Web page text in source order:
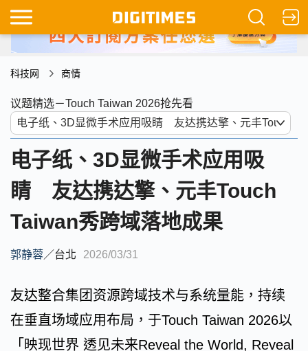
科技网 商情
议题精选－Touch Taiwan 2026抢先看
电子纸、3D显微手术应用吸
睛 友达携达擎、元丰Touch
Taiwan秀跨域落地成果
郭静蓉／台北 2026/03/31
友达整合集团资源跨域技术与系统量能，持续
在垂直场域应用布局，于Touch Taiwan 2026以
「映现世界 透见未来Reveal the World, Reveal